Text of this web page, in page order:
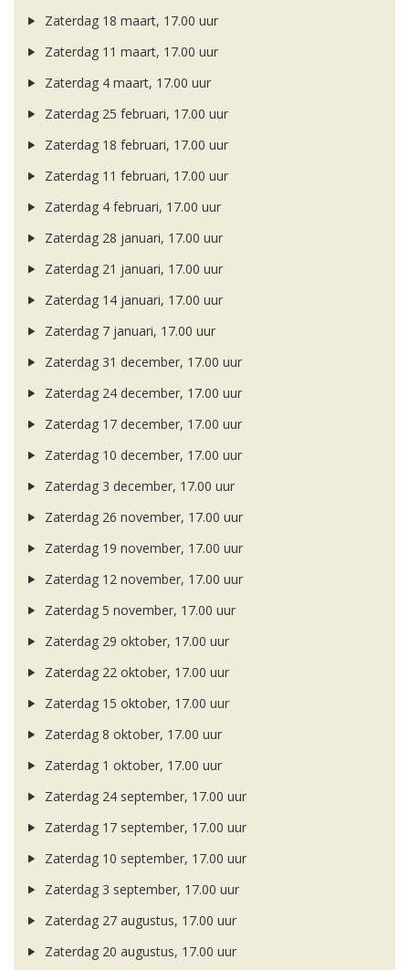
Zaterdag 18 maart, 17.00 uur
Zaterdag 11 maart, 17.00 uur
Zaterdag 4 maart, 17.00 uur
Zaterdag 25 februari, 17.00 uur
Zaterdag 18 februari, 17.00 uur
Zaterdag 11 februari, 17.00 uur
Zaterdag 4 februari, 17.00 uur
Zaterdag 28 januari, 17.00 uur
Zaterdag 21 januari, 17.00 uur
Zaterdag 14 januari, 17.00 uur
Zaterdag 7 januari, 17.00 uur
Zaterdag 31 december, 17.00 uur
Zaterdag 24 december, 17.00 uur
Zaterdag 17 december, 17.00 uur
Zaterdag 10 december, 17.00 uur
Zaterdag 3 december, 17.00 uur
Zaterdag 26 november, 17.00 uur
Zaterdag 19 november, 17.00 uur
Zaterdag 12 november, 17.00 uur
Zaterdag 5 november, 17.00 uur
Zaterdag 29 oktober, 17.00 uur
Zaterdag 22 oktober, 17.00 uur
Zaterdag 15 oktober, 17.00 uur
Zaterdag 8 oktober, 17.00 uur
Zaterdag 1 oktober, 17.00 uur
Zaterdag 24 september, 17.00 uur
Zaterdag 17 september, 17.00 uur
Zaterdag 10 september, 17.00 uur
Zaterdag 3 september, 17.00 uur
Zaterdag 27 augustus, 17.00 uur
Zaterdag 20 augustus, 17.00 uur